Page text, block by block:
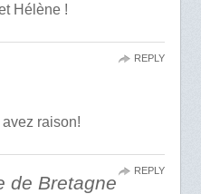
Hélène !
raison!
REPLY
de Bretagne
REPLY